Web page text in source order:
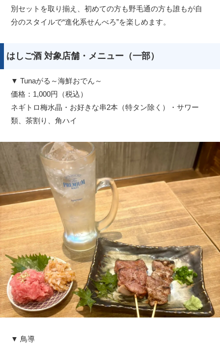
別セットを取り揃え、初めての方も野毛通の方も誰もが自
分のスタイルで“進化系せんべろ”を楽しめます。
はしご酒 対象店舗・メニュー（一部）
▼ Tunaがる～海鮮おでん～
価格：1,000円（税込）
ネギトロ梅水晶・お好きな串2本（特タン除く）・サワー
類、茶割り、角ハイ
▼ 鳥導